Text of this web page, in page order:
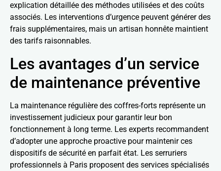
explication détaillée des méthodes utilisées et des coûts
associés. Les interventions d’urgence peuvent générer des
frais supplémentaires, mais un artisan honnête maintient
des tarifs raisonnables.
Les avantages d’un service
de maintenance préventive
La maintenance régulière des coffres-forts représente un
investissement judicieux pour garantir leur bon
fonctionnement à long terme. Les experts recommandent
d’adopter une approche proactive pour maintenir ces
dispositifs de sécurité en parfait état. Les serruriers
professionnels à Paris proposent des services spécialisés